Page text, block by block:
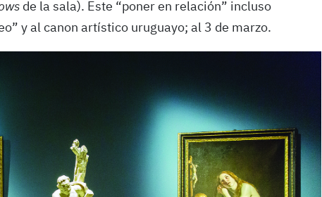
de la sala). Este “poner en relación” incluso
y al canon artístico uruguayo; al 3 de marzo.